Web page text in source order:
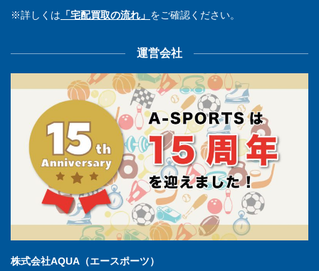
※詳しくは 「宅配買取の流れ」 をご確認ください。
運営会社
株式会社AQUA（エースポーツ）